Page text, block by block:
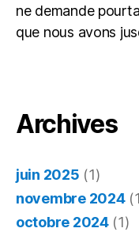
ne demande
que nous avons
Archives
juin 2025 (1)
novembre 2024
octobre 2024(1)